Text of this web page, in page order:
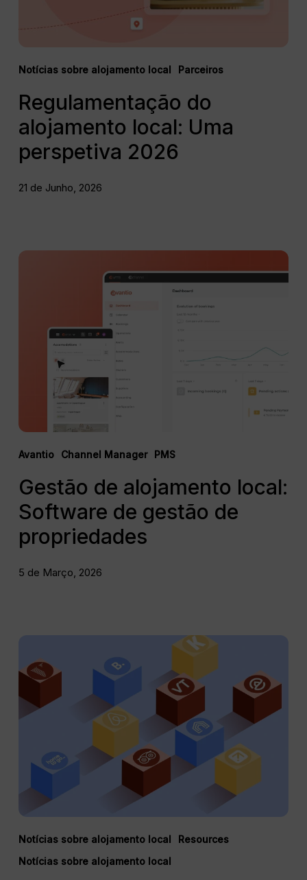
Notícias sobre alojamento local Parceiros
Regulamentação do
alojamento local: Uma
perspetiva 2026
21 de Junho, 2026
Avantio Channel Manager PMS
Gestão
gestão
propriedades
Gestão de alojamento local:
Software de gestão de
propriedades
5 de Março, 2026
Notícias sobre alojamento local
Resources
Notícias sobre alojamento local
12
sites